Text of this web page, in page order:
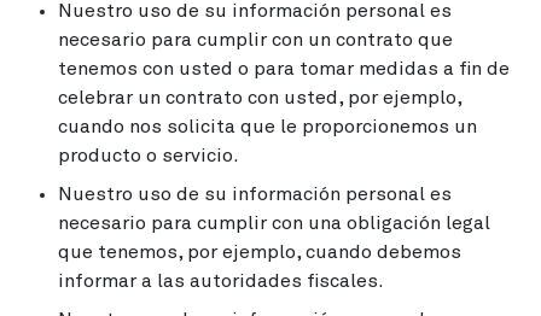
Nuestro uso de su información personal es
necesario para cumplir con un contrato que
tenemos con usted o para tomar medidas a fin de
celebrar un contrato con usted, por ejemplo,
cuando nos solicita que le proporcionemos un
producto o servicio.
Nuestro uso de su información personal es
necesario para cumplir con una obligación legal
que tenemos, por ejemplo, cuando debemos
informar a las autoridades fiscales.